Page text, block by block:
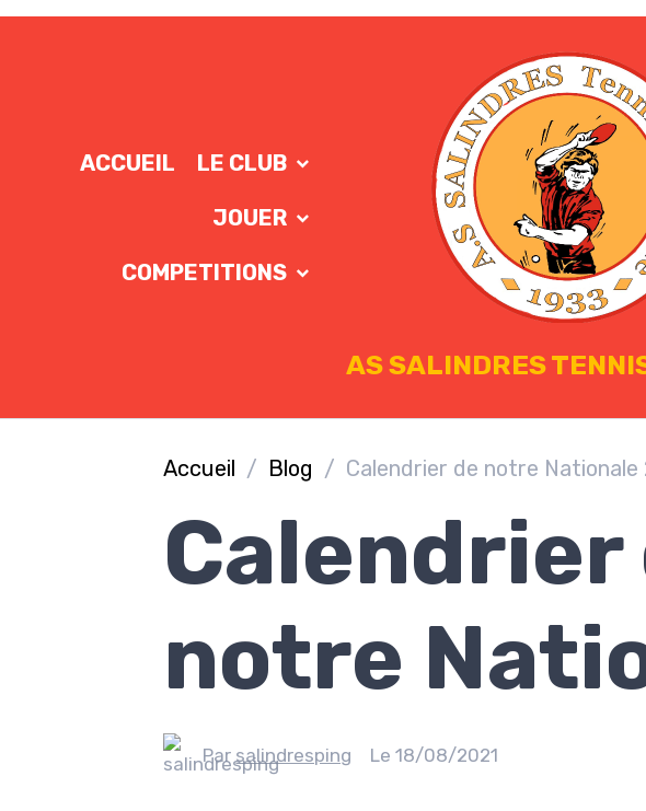
ACCUEIL LE CLUB
JOUER
COMPETITIONS
AS SALINDRES
Accueil Blog Calendrier de notre Nationale
Calendrier
notre
Parsalindresping Le 18/08/2021